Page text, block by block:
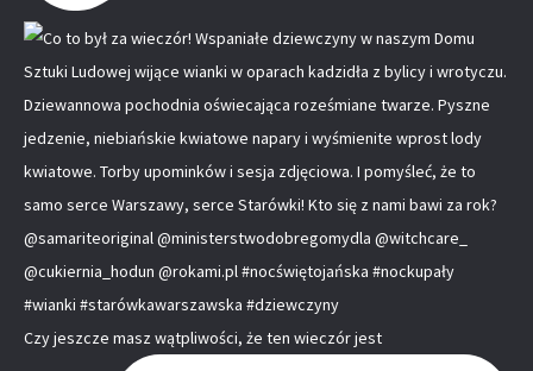
Czy jeszcze masz wątpliwości, że ten wieczór jest